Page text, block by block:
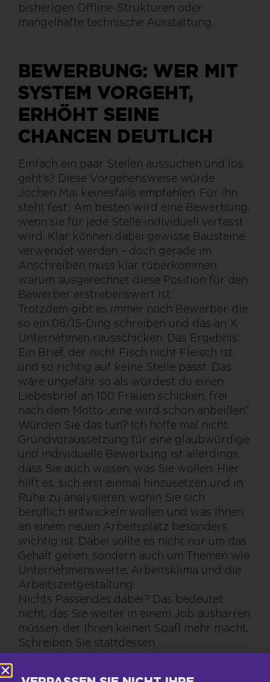
bisherigen Offline-Strukturen oder
mangelhafte technische Ausstattung.
BEWERBUNG: WER MIT
SYSTEM VORGEHT,
ERHÖHT SEINE
CHANCEN DEUTLICH
Einfach ein paar Stellen aussuchen und los
geht’s? Diese Vorgehensweise würde
Jochen Mai keinesfalls empfehlen. Für ihn
steht fest: Am besten wird eine Bewerbung,
wenn sie für jede Stelle individuell verfasst
wird. Klar können dabei gewisse Bausteine
verwendet werden – doch gerade im
Anschreiben muss klar rüberkommen,
warum ausgerechnet diese Position für den
Bewerber erstrebenswert ist.
Trotzdem gibt es immer noch Bewerber, die
so ein 08/15-Ding schreiben und das an X
Unternehmen rausschicken. Das Ergebnis:
Ein Brief, der nicht Fisch nicht Fleisch ist
und so richtig auf keine Stelle passt. Das
wäre ungefähr so als würdest du einen
Liebesbrief an 100 Frauen schicken, frei
nach dem Motto „eine wird schon anbeißen“.
Würden Sie das tun? Ich hoffe mal nicht.
Grundvoraussetzung für eine glaubwürdige
und individuelle Bewerbung ist allerdings,
dass Sie auch wissen, was Sie wollen. Hier
hilft es, sich erst einmal hinzusetzen und in
Ruhe zu analysieren, wohin Sie sich
beruflich entwickeln wollen und was Ihnen
an einem neuen Arbeitsplatz besonders
wichtig ist. Dabei sollte es nicht nur um das
Gehalt gehen, sondern auch um Themen wie
Unternehmenswerte, Arbeitsklima und die
Arbeitszeitgestaltung.
Nichts Passendes dabei? Das bedeutet
nicht, das Sie weiter in einem Job ausharren
müssen, der Ihnen keinen Spaß mehr macht.
Schreiben Sie stattdessen
Initiativbewerbungen an Ihre